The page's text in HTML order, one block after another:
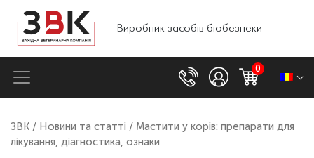
Виробник засобів біобезпеки
0
ЗВК / Новини та статті / Мастити у корів: препарати для
лікування, діагностика, ознаки